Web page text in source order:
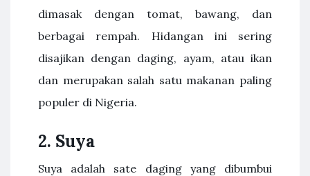
dimasak dengan tomat, bawang, dan
berbagai rempah. Hidangan ini sering
disajikan dengan daging, ayam, atau ikan
dan merupakan salah satu makanan paling
populer di Nigeria.
2. Suya
Suya adalah sate daging yang dibumbui